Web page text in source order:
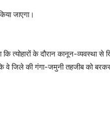
जाएगा।
त्योहारों के दौरान कानून-व्यवस्था
वे जिले की गंगा-जमुनी तहजीब को